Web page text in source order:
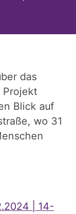
das
Projekt
Blick auf
wo 31
| 14-